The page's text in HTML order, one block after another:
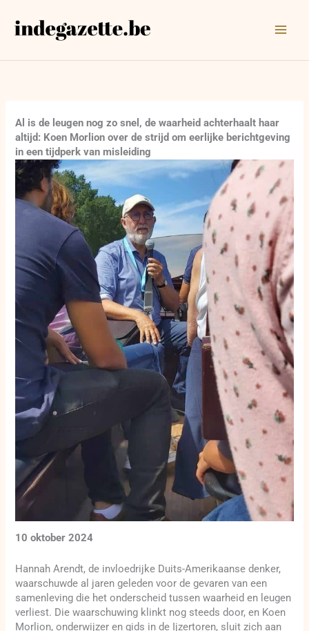
naar
Al is de leugen nog zo snel, de waarheid achterhaalt haar
altijd: Koen Morlion over de strijd om eerlijke berichtgeving
in een tijdperk van misleiding
10 oktober 2024
Hannah Arendt, de invloedrijke Duits-Amerikaanse denker,
waarschuwde al jaren geleden voor de gevaren van een
samenleving die het onderscheid tussen waarheid en leugen
verliest. Die waarschuwing klinkt nog steeds door, en Koen
Morlion, onderwijzer en gids in de Ijzertoren, sluit zich aan